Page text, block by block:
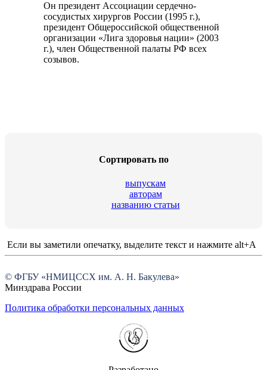
Он президент Ассоциации сердечно-
сосудистых хирургов России (1995 г.),
президент Общероссийской общественной
организации «Лига здоровья нации» (2003
г.), член Общественной палаты РФ всех
созывов.
Cортировать по
выпускам
авторам
названию статьи
Если вы заметили опечатку, выделите текст и нажмите alt+A
© ФГБУ «НМИЦССХ им. А. Н. Бакулева»
Минздрава России
Политика обработки персональных данных